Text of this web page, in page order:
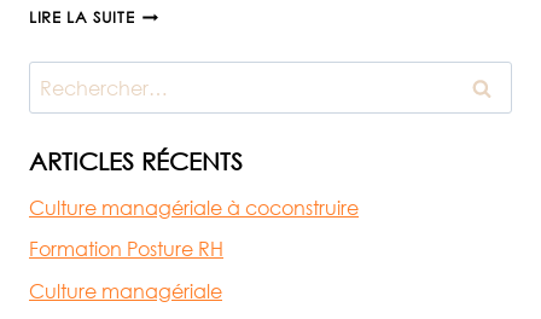
LIRE LA SUITENOSTALGIE
Rechercher :
ARTICLES RÉCENTS
Culture managériale à coconstruire
Formation Posture RH
Culture managériale